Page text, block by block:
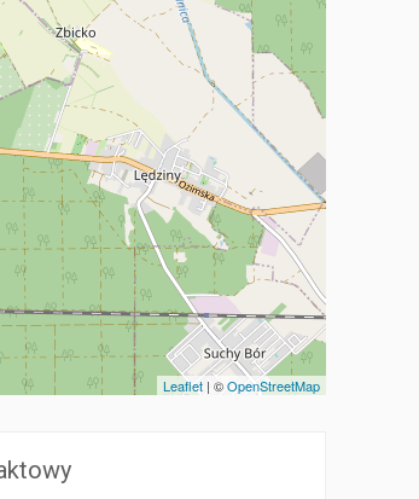
Leaflet | ©OpenStreetMap